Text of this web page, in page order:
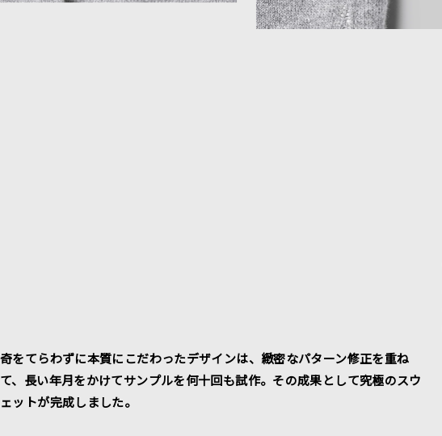
奇をてらわずに本質にこだわったデザインは、緻密なパターン修正を重ね
て、長い年月をかけてサンプルを何十回も試作。その成果として究極のスウ
ェットが完成しました。